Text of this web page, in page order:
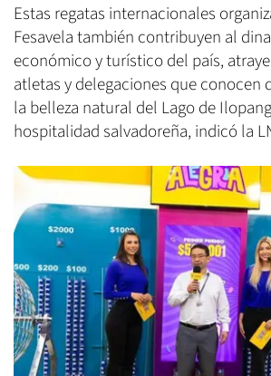
Estas regatas internacionales
Fesavela también contribuyen al
económico y turístico del país,
atletas y delegaciones que conocen
la belleza natural del Lago de
hospitalidad salvadoreña, indicó la